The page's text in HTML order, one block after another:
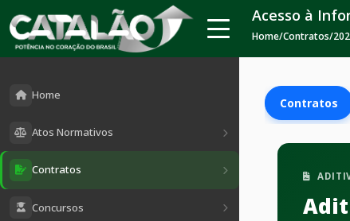
Home
Atos Normativos
Contratos
Concursos
Acesso à
Home/Contratos/
Contratos